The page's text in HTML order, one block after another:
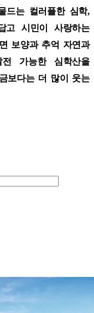
드는 컬러플한 심학,
고 시민이 사랑하는
보양과 추억 자연과
가능한 심학산을
보다는 더 많이 웃는